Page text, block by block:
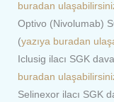
buradan
Optivo (Nivolumab)
(yazıya buradan
Iclusig ilacı SGK
buradan
Selinexor ilacı SGK